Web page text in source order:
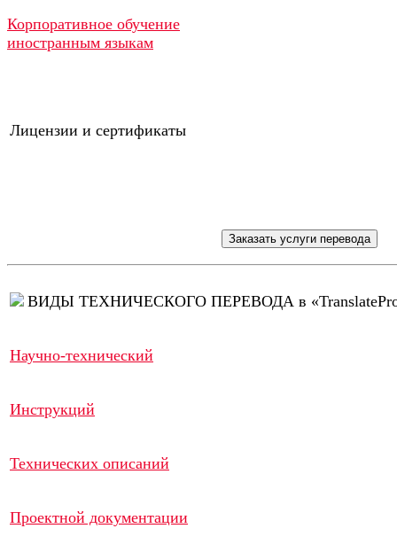
Корпоративное обучение
иностранным языкам
Лицензии и сертификаты
ВИДЫ ТЕХНИЧЕСКОГО ПЕРЕВОДА в
Научно-технический
Инструкций
Технических описаний
Проектной документации